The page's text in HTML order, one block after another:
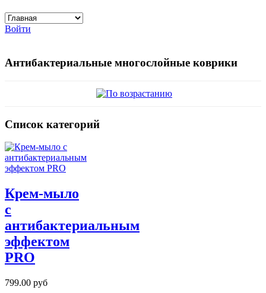
Войти
Антибактериальные многослойные коврики
Список категорий
Крем-мыло
с
антибактериальным
эффектом
PRO
799.00 руб